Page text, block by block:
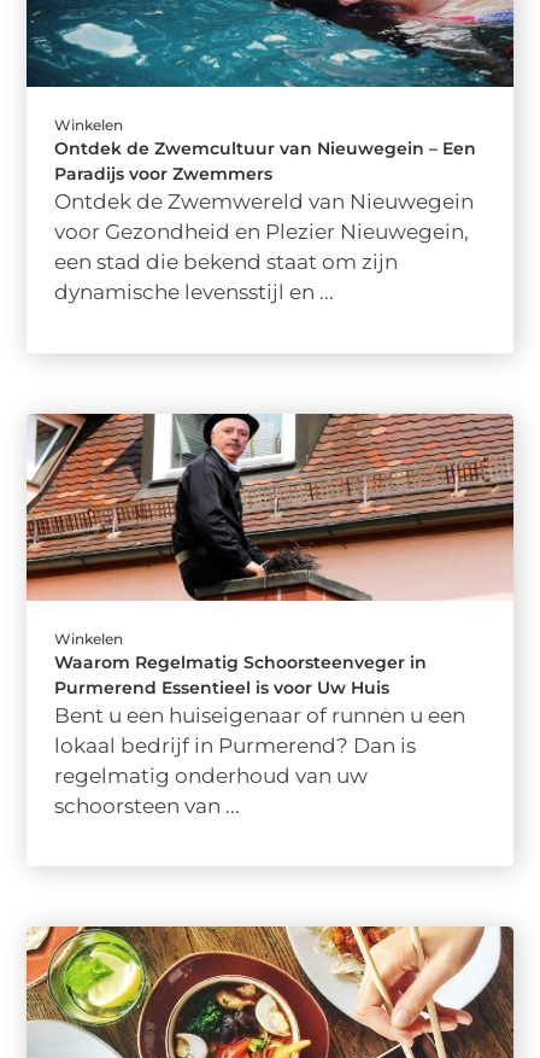
Winkelen
Ontdek de Zwemcultuur van Nieuwegein – Een
Paradijs voor Zwemmers
Ontdek de Zwemwereld van Nieuwegein
voor Gezondheid en Plezier Nieuwegein,
een stad die bekend staat om zijn
dynamische levensstijl en ...
Winkelen
Waarom Regelmatig Schoorsteenveger in
Purmerend Essentieel is voor Uw Huis
Bent u een huiseigenaar of runnen u een
lokaal bedrijf in Purmerend? Dan is
regelmatig onderhoud van uw
schoorsteen van ...